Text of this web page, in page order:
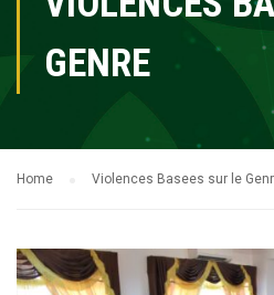
GENRE
Home Violences Basees sur le